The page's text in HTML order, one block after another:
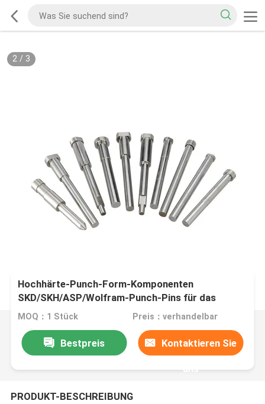
2/ 3
Hochhärte-Punch-Form-Komponenten
SKD/SKH/ASP/Wolfram-Punch-Pins für das
Hochgeschwindigkeitsstempeln
MOQ：1 Stück Preis：verhandelbar
Bestpreis Kontaktieren Sie
uns
PRODUKT-BESCHREIBUNG